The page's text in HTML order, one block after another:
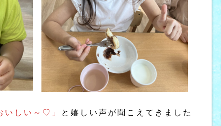
いしい～♡」 と嬉しい声が聞こえてきました